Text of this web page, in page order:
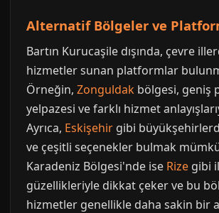
Alternatif Bölgeler ve
Bartın Kurucaşile dışında, çevre
hizmetler sunan platformlar
Örneğin, Zonguldak bölgesi, geniş
yelpazesi ve farklı hizmet
Ayrıca, Eskişehir gibi
ve çeşitli seçenekler bulmak
Karadeniz Bölgesi'nde ise Rize gibi
güzellikleriyle dikkat çeker ve bu
hizmetler genellikle daha sakin bir